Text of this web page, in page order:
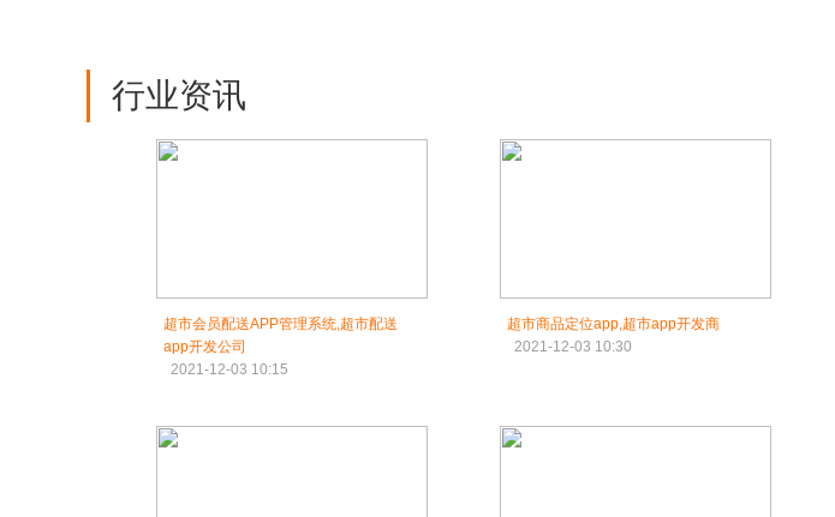
行业资讯
超市会员配送APP管理系统,超市配送
app开发公司
2021-12-03 10:15
超市商品定位app,超市app开发商
2021-12-03 10:30